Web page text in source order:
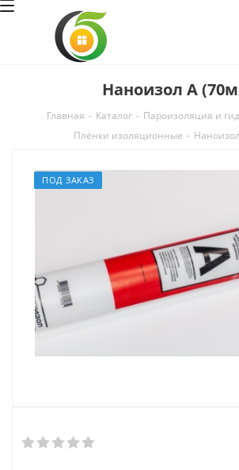
Наноизол А
Главная - Каталог - Пароизоляция и
Плёнки изоляционные -
ПОД ЗАКАЗ